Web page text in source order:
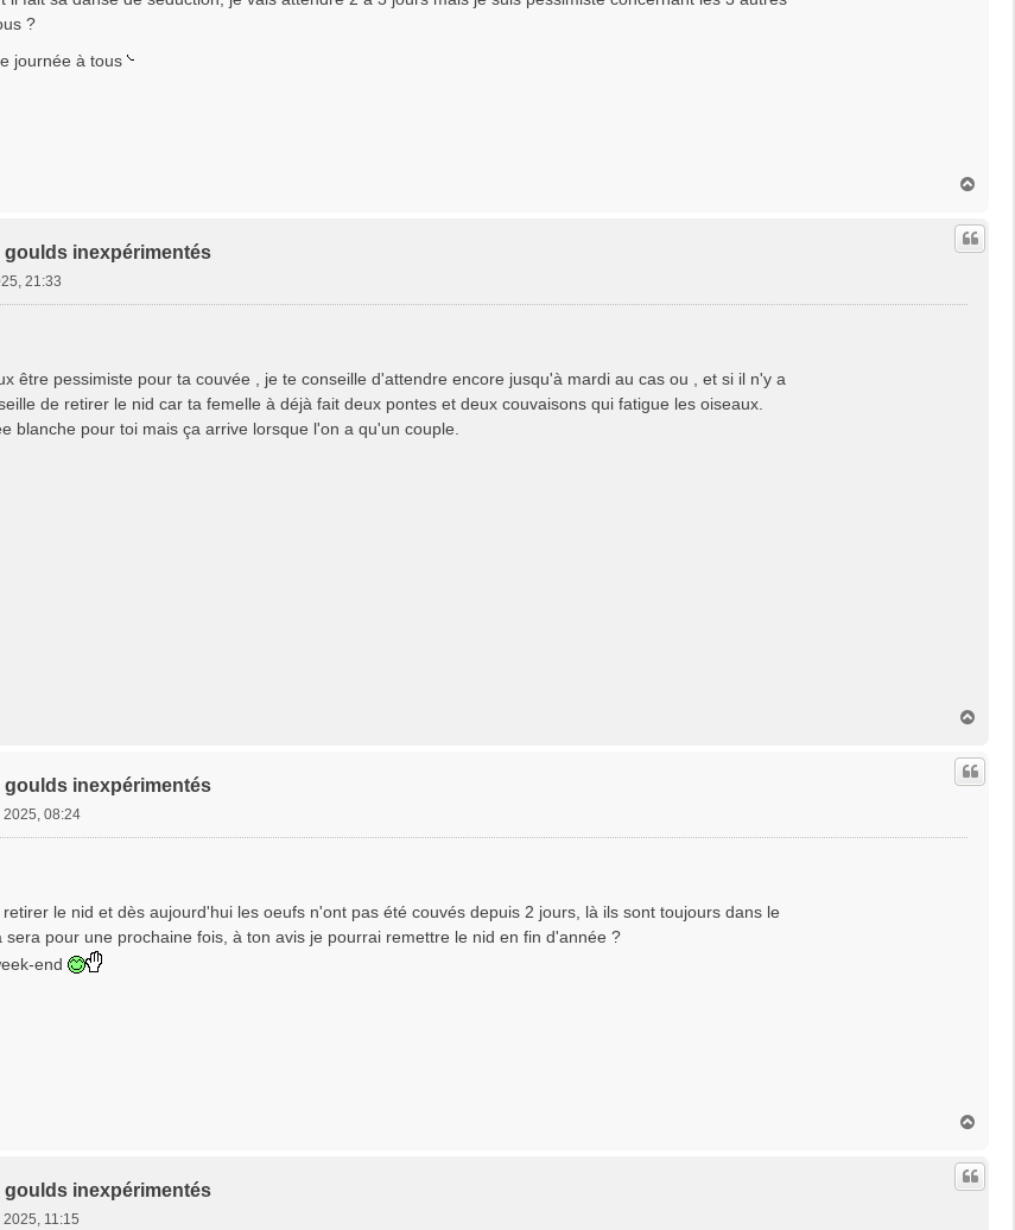
?
journée à tous
u
inexpérimentés
21:33
être pessimiste pour ta couvée , je te conseille d'attendre encore jusqu'à mardi au cas ou , et si il n'y a
de retirer le nid car ta femelle à déjà fait deux pontes et deux couvaisons qui fatigue les oiseaux.
blanche pour toi mais ça arrive lorsque l'on a qu'un couple.
u
inexpérimentés
2025, 08:24
le nid et dès aujourd'hui les oeufs n'ont pas été couvés depuis 2 jours, là ils sont toujours dans le
sera pour une prochaine fois, à ton avis je pourrai remettre le nid en fin d'année ?
end
u
inexpérimentés
2025, 11:15